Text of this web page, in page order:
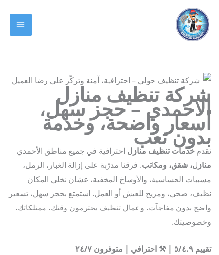
MAIN
تنظيف منازل
– حجز سهل،
واضحة، وخدمة
تعب
خدمات تنظيف منازلاحترافية في جميع مناطق الأحمدي
شقق، ومكاتب. فرقنا مدرّبة على إزالة الغبار، الرمل،
الحساسية، والأوساخ المخفية، عشان نخلي المكان
صحي، ومريح للعيش أو العمل. استمتع بحجز سهل، تسعير
بدون مفاجآت، وعمال تنظيف يحترمون وقتك، ممتلكاتك،
| متوفرون ٢٤/٧